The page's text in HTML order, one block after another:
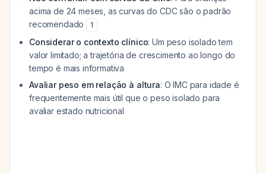
acima de 24 meses, as curvas do CDC são o padrão
recomendado
1
Considerar o contexto clínico: Um peso isolado tem
valor limitado; a trajetória de crescimento ao longo do
tempo é mais informativa
Avaliar peso em relação à altura: O IMC para idade é
frequentemente mais útil que o peso isolado para
avaliar estado nutricional